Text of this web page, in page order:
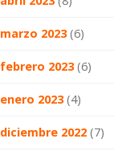
marzo 2023(6)
febrero 2023(6)
enero 2023(4)
diciembre 2022 (7)